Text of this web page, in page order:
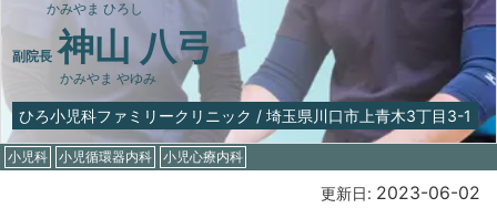
かみやま ひろし
副院長 神山 八弓
かみやま やゆみ
ひろ小児科ファミリークリニック / 埼玉県川口市上青木3丁目3-1
小児科 小児循環器内科 小児心療内科
更新日: 2023-06-02